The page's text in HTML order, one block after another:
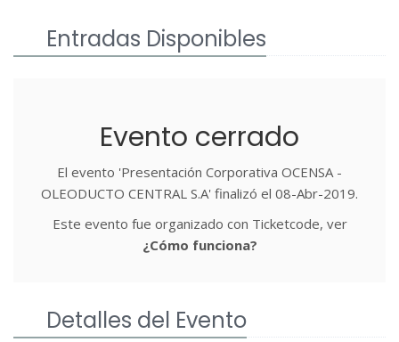
Entradas Disponibles
Evento cerrado
El evento 'Presentación Corporativa OCENSA -
OLEODUCTO CENTRAL S.A' finalizó el 08-Abr-2019.
Este evento fue organizado con Ticketcode, ver
¿Cómo funciona?
Detalles del Evento